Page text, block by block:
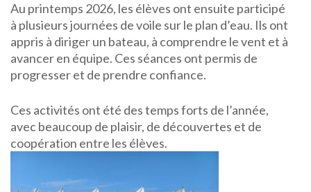
Au printemps 2026, les élèves ont ensuite participé
à plusieurs journées de voile sur le plan d’eau. Ils ont
appris à diriger un bateau, à comprendre le vent et à
avancer en équipe. Ces séances ont permis de
progresser et de prendre confiance.
Ces activités ont été des temps forts de l’année,
avec beaucoup de plaisir, de découvertes et de
coopération entre les élèves.